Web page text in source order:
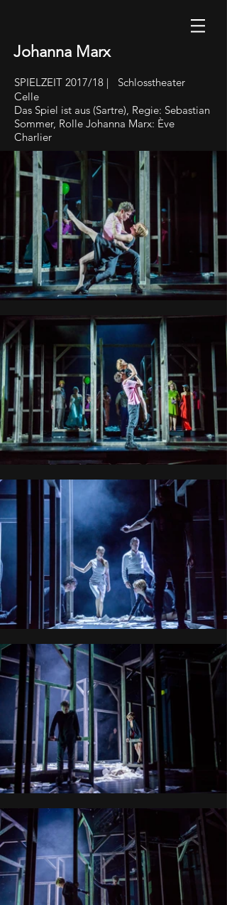
Johanna Marx
SPIELZEIT 2017/18 | Schlosstheater
Celle
Das Spiel ist aus (Sartre), Regie: Sebastian
Sommer, Rolle Johanna Marx: Ève
Charlier